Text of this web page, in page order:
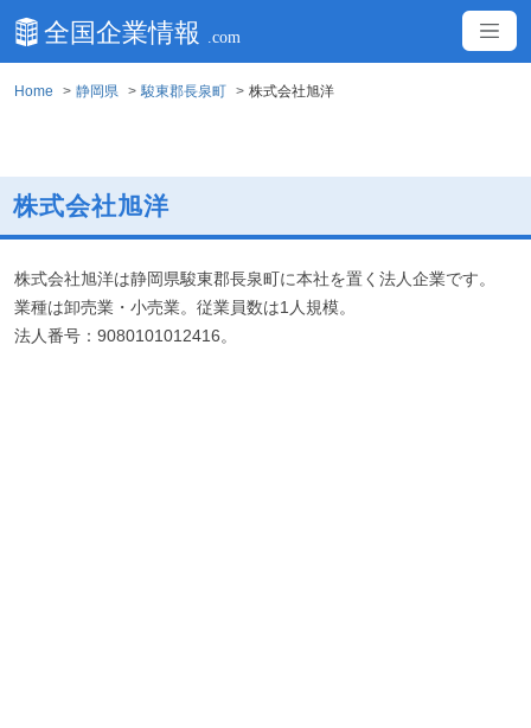
Home 静岡県 駿東郡長泉町 株式会社旭洋
株式会社旭洋
株式会社旭洋は静岡県駿東郡長泉町に本社を置く法人企業です。
業種は卸売業・小売業。従業員数は1人規模。
法人番号：9080101012416。